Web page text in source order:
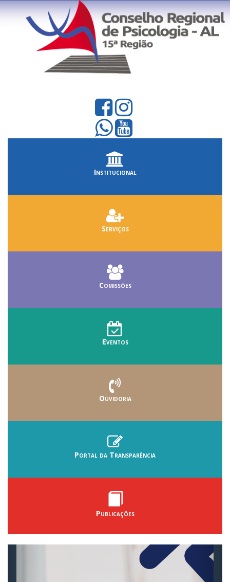
Institucional
Serviços
Comissões
Eventos
Ouvidoria
Portal da Transparência
Publicações